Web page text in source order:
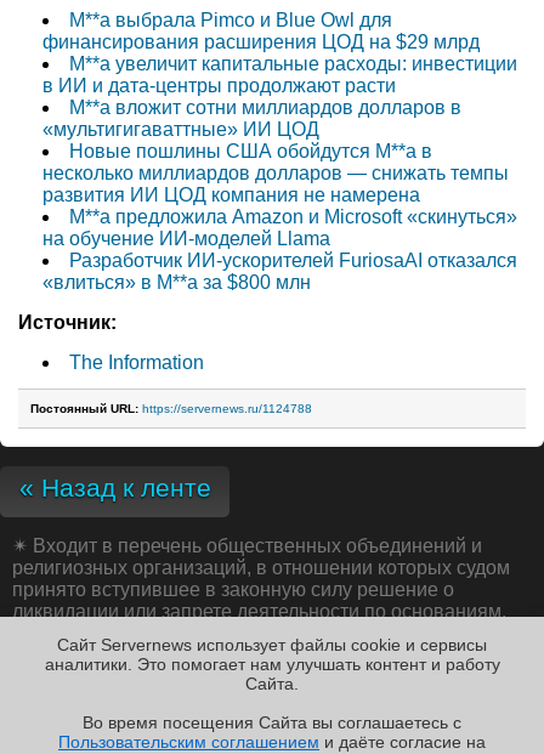
M**a выбрала Pimco и Blue Owl для
финансирования расширения ЦОД на $29 млрд
M**a увеличит капитальные расходы: инвестиции
в ИИ и дата-центры продолжают расти
M**a вложит сотни миллиардов долларов в
«мультигигаваттные» ИИ ЦОД
Новые пошлины США обойдутся M**a в
несколько миллиардов долларов — снижать темпы
развития ИИ ЦОД компания не намерена
M**a предложила Amazon и Microsoft «скинуться»
на обучение ИИ-моделей Llama
Разработчик ИИ-ускорителей FuriosaAI отказался
«влиться» в M**a за $800 млн
Источник:
The Information
Постоянный URL: https://servernews.ru/1124788
« Назад к ленте
✴ Входит в перечень общественных объединений и
религиозных организаций, в отношении которых судом
принято вступившее в законную силу решение о
ликвидации или запрете деятельности по основаниям,
№ 114-ФЗ «О противодействии экстремистской
деятельности»;
Сайт Servernews использует файлы cookie и сервисы
аналитики. Это помогает нам улучшать контент и работу
Cайта.
Во время посещения Cайта вы соглашаетесь с
Пользовательским соглашением и даёте согласие на